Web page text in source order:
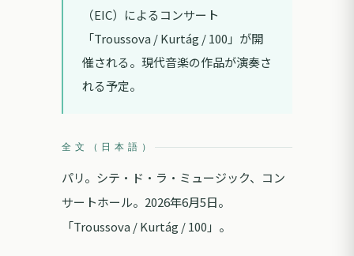
（EIC）によるコンサート
「Troussova / Kurtág / 100」が開
催される。現代音楽の作品が演奏さ
れる予定。
全文（日本語）
パリ。シテ・ド・ラ・ミュージック、コン
サートホール。2026年6月5日。
「Troussova / Kurtág / 100」。